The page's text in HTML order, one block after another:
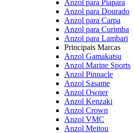
Anzol para Piapara
Anzol para Dourado
Anzol para Carpa
Anzol para Curimba
Anzol para Lambari
Principais Marcas
Anzol Gamakatsu
Anzol Marine Sports
Anzol Pinnacle
Anzol Sasame
Anzol Owner
Anzol Kenzaki
Anzol Crown
Anzol VMC
Anzol Meitou